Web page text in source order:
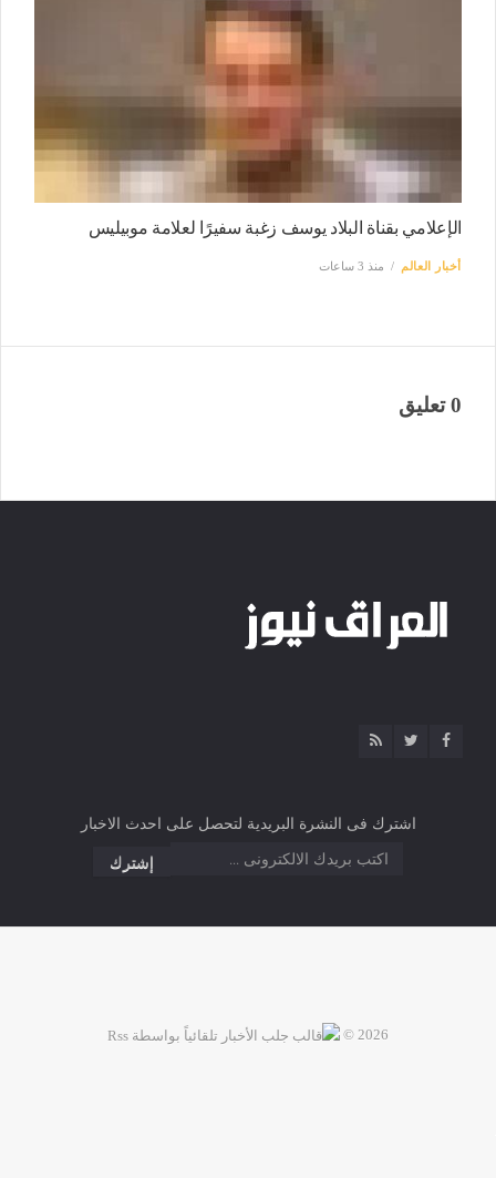
الإعلامي بقناة البلاد يوسف زغبة سفيرًا لعلامة موبيليس
أخبار العالم منذ 3 ساعات
0 تعليق
اشترك فى النشرة البريدية لتحصل على احدث الاخبار
2026 ©